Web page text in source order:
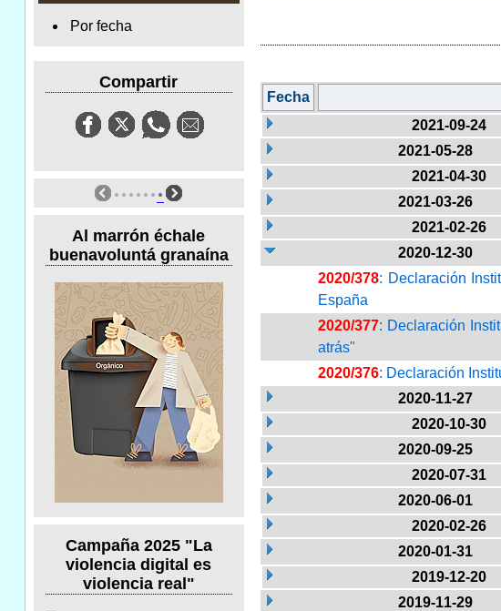
Por fecha
Compartir
Al marrón échale
buenavoluntá granaína
Campaña 2025 "La
violencia digital es
violencia real"
Fecha
2021-09-24
2021-05-28
2021-04-30
2021-03-26
2021-02-26
2020-12-30
2020/378: Declaración
España
2020/377: Declaración
atrás"
2020/376: Declaración
2020-11-27
2020-10-30
2020-09-25
2020-07-31
2020-06-01
2020-02-26
2020-01-31
2019-12-20
2019-11-29